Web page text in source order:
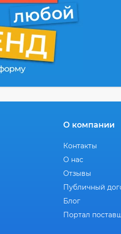
О компании
Контакты
О нас
Отзывы
Публичный
Блог
Портал